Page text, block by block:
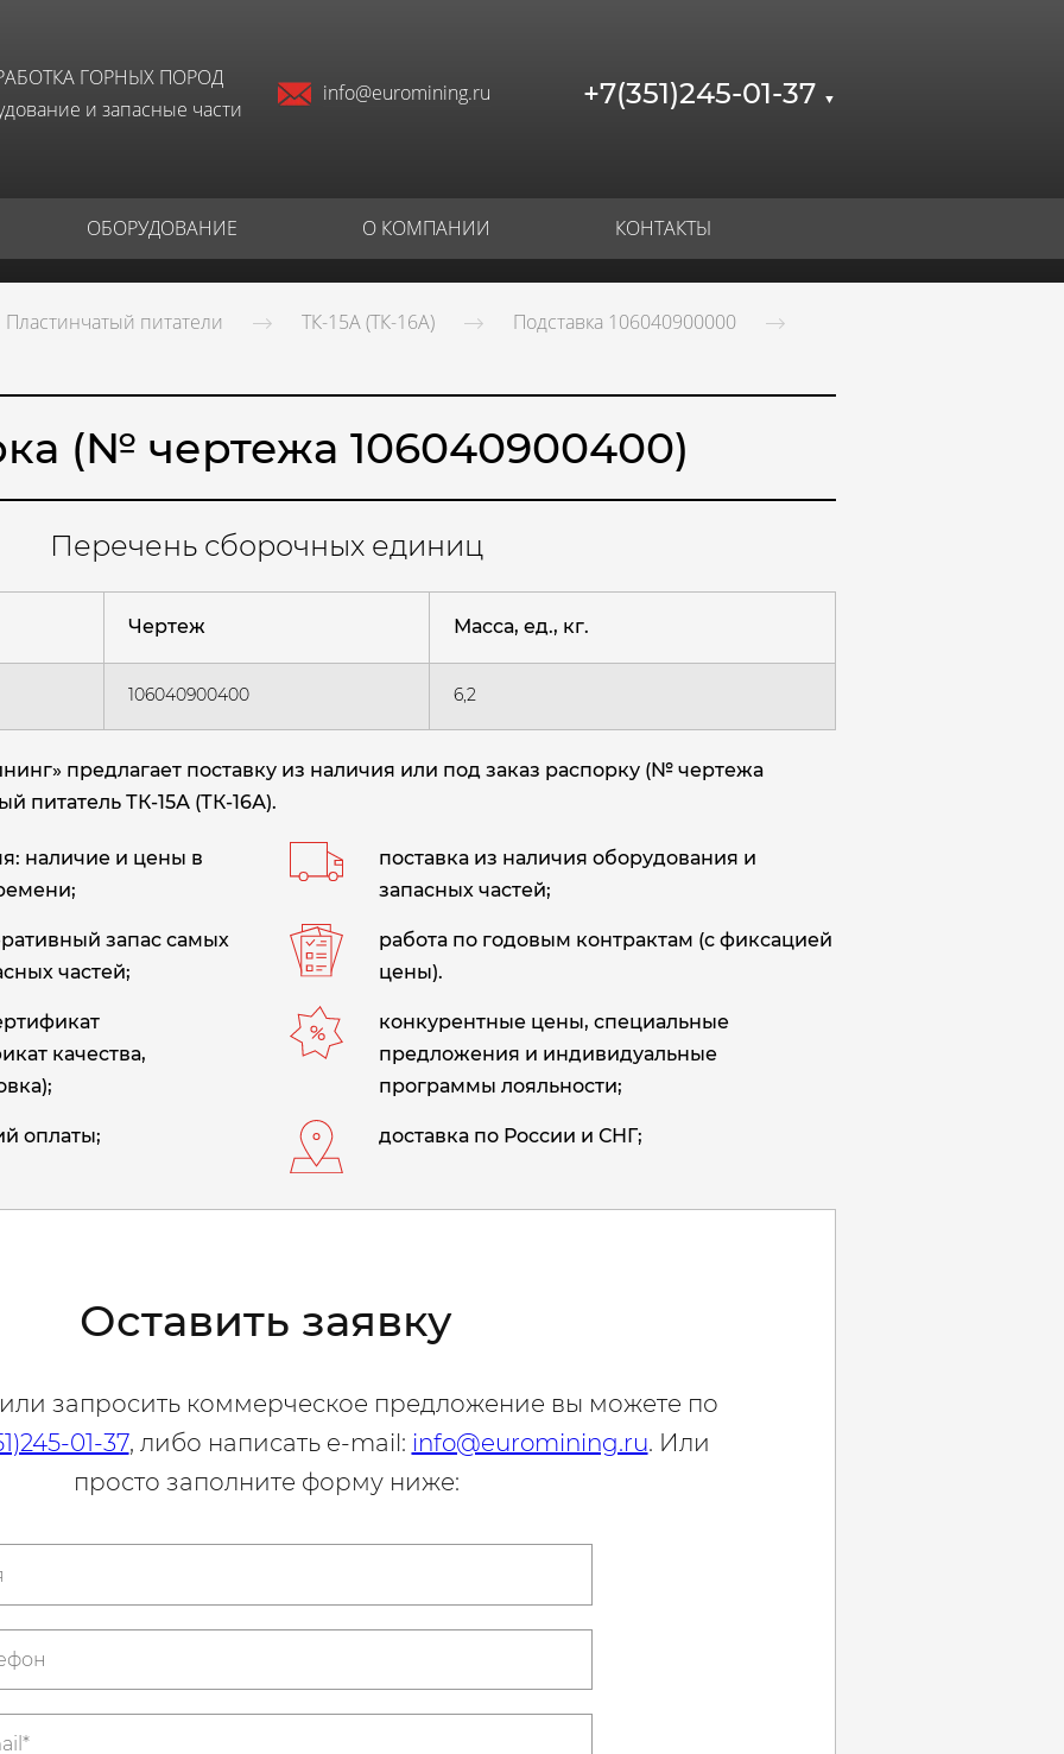
ГОРНЫХ ПОРОД
и запасные части
info@euromining.ru +7(351)245-01-37 ▼
ОБОРУДОВАНИЕ О КОМПАНИИ КОНТАКТЫ
Пластинчатый питатели ТК-15А (ТК-16А) Подставка 106040900000
(№ чертежа 106040900400)
Перечень сборочных единиц
Чертеж Масса, ед., кг.
106040900400 6,2
предлагает поставку из наличия или под заказ распорку (№ чертежа
питатель ТК-15А (ТК-16А).
наличие и цены в
поставка из наличия оборудования и
запасных частей;
запас самых
частей;
работа по годовым контрактам (с фиксацией
цены).
качества,
конкурентные цены, специальные
предложения и индивидуальные
программы лояльности;
оплаты; доставка по России и СНГ;
Оставить заявку
запросить коммерческое предложение вы можете по
01-37, либо написать e-mail: info@euromining.ru. Или
просто заполните форму ниже: